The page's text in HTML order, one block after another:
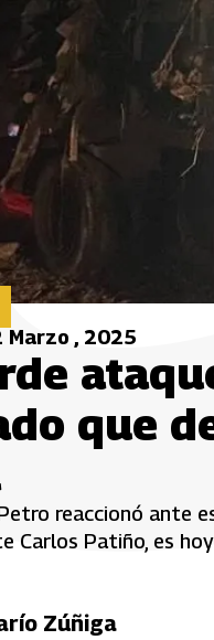
Marzo , 2025
que
reaccionó ante
Carlos Patiño, es
Zúñiga